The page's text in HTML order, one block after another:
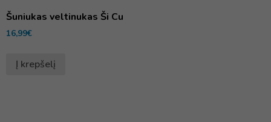
Šuniukas veltinukas Ši Cu
16,99€
Į krepšelį